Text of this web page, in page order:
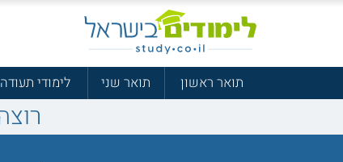
תואר ראשון תואר שני לימודי תעודה